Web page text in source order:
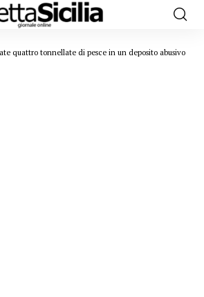
quattro tonnellate di pesce in un deposito abusivo